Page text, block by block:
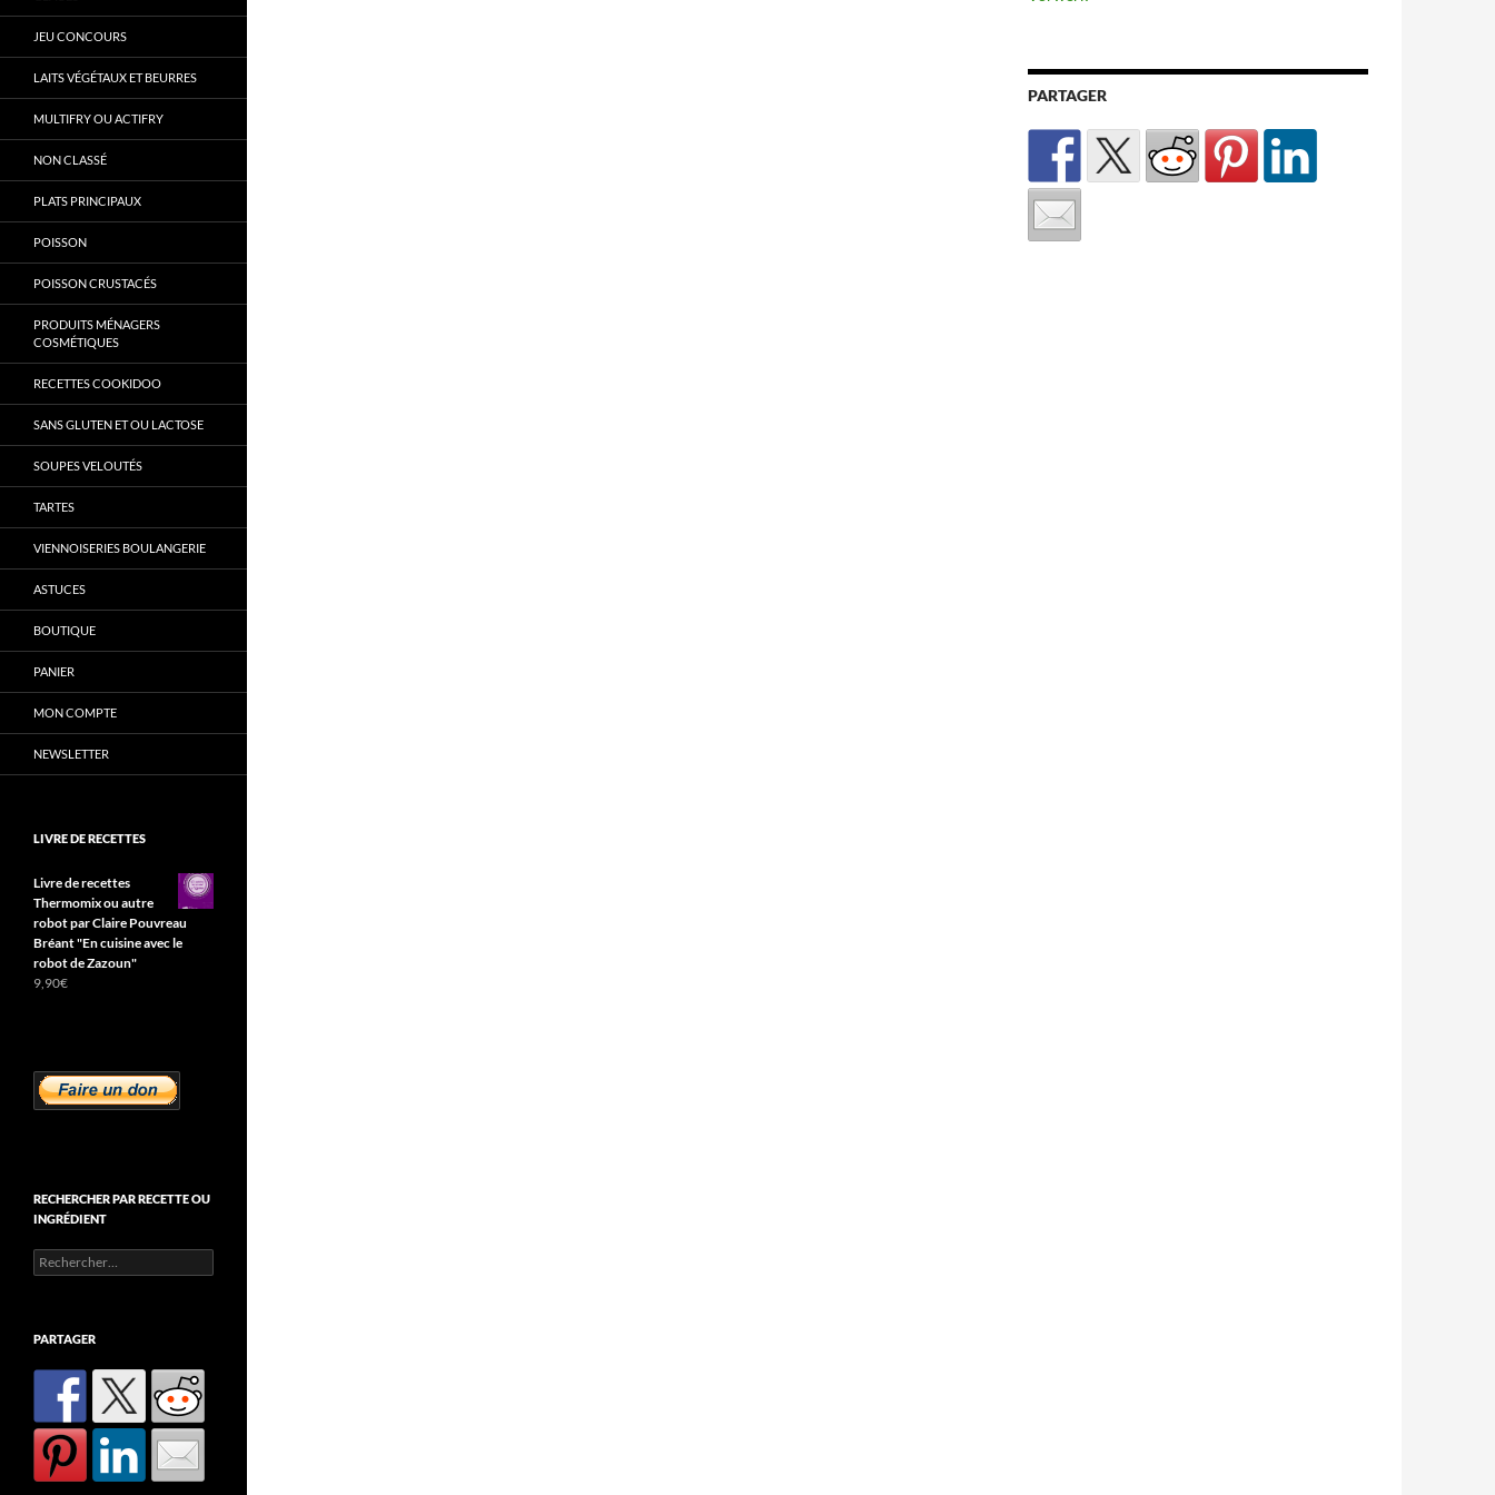
PARTAGER
JEU CONCOURS
LAITS VÉGÉTAUX ET BEURRES
MULTIFRY OU ACTIFRY
NON CLASSÉ
PLATS PRINCIPAUX
POISSON
POISSON CRUSTACÉS
PRODUITS MÉNAGERS
COSMÉTIQUES
RECETTES COOKIDOO
SANS GLUTEN ET OU LACTOSE
SOUPES VELOUTÉS
TARTES
VIENNOISERIES BOULANGERIE
ASTUCES
BOUTIQUE
PANIER
MON COMPTE
NEWSLETTER
LIVRE DE RECETTES
Livre de recettes
Thermomix ou autre
robot par Claire Pouvreau
Bréant "En cuisine avec le
robot de Zazoun"
9,90€
RECHERCHER PAR RECETTE OU
INGRÉDIENT
Rechercher :
PARTAGER